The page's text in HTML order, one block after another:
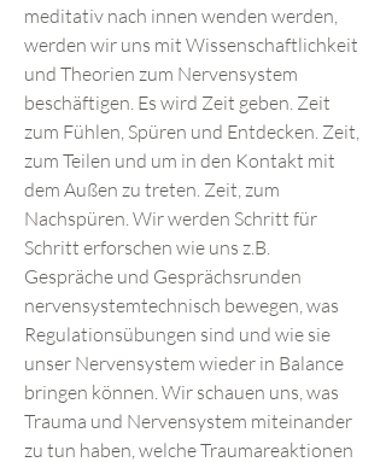
meditativ nach innen wenden werden,
werden wir uns mit Wissenschaftlichkeit
und Theorien zum Nervensystem
beschäftigen. Es wird Zeit geben. Zeit
zum Fühlen, Spüren und Entdecken. Zeit,
zum Teilen und um in den Kontakt mit
dem Außen zu treten. Zeit, zum
Nachspüren. Wir werden Schritt für
Schritt erforschen wie uns z.B.
Gespräche und Gesprächsrunden
nervensystemtechnisch bewegen, was
Regulationsübungen sind und wie sie
unser Nervensystem wieder in Balance
bringen können. Wir schauen uns, was
Trauma und Nervensystem miteinander
zu tun haben, welche Traumareaktionen